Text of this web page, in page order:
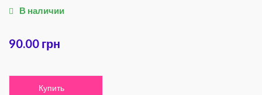
В наличии
90.00 грн
Купить